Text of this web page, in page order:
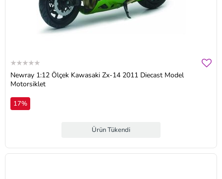
Newray 1:12 Ölçek Kawasaki Zx-14 2011 Diecast Model
Motorsiklet
17%
Ürün Tükendi